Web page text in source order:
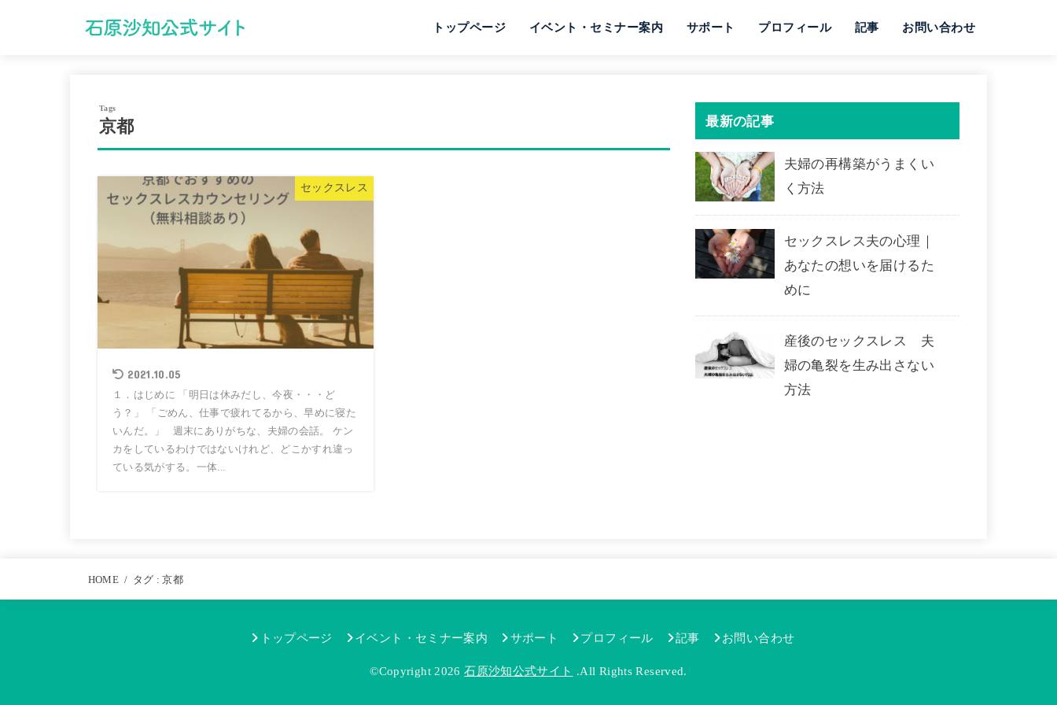
トップページ イベント・セミナー案内 サポート プロフィール 記事 お問い合わせ
京都
セックスレス
2021.10.05
１．はじめに 「明日は休みだし、今夜・・・ど
う？」 「ごめん、仕事で疲れてるから、早めに寝た
いんだ。」 週末にありがちな、夫婦の会話。 ケン
カをしているわけではないけれど、どこかすれ違っ
ている気がする。一体...
最新の記事
夫婦の再構築がうまくい
く方法
セックスレス夫の心理｜
あなたの想いを届けるた
めに
産後のセックスレス 夫
婦の亀裂を生み出さない
方法
HOME タグ : 京都
トップページ イベント・セミナー案内 サポート プロフィール 記事 お問い合わせ
©Copyright 2026石原沙知公式サイト .All Rights Reserved.